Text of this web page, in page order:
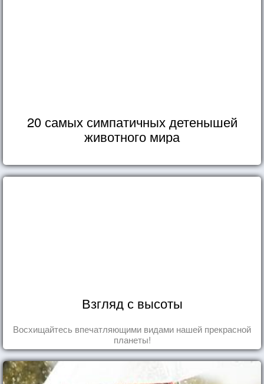
20 самых симпатичных детенышей
животного мира
Взгляд с высоты
Восхищайтесь впечатляющими видами нашей прекрасной
планеты!